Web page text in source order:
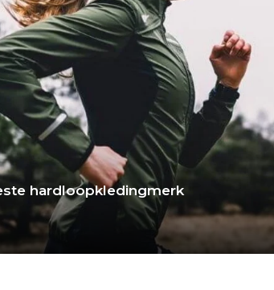
hardloopkledingmerk